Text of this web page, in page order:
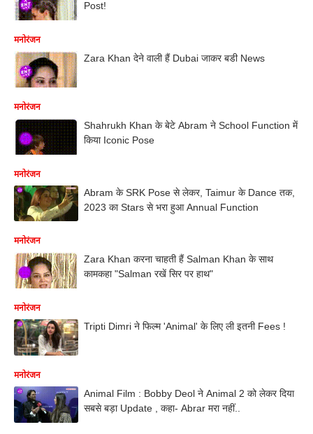
Post!
मनोरंजन
Zara Khan देने वाली हैं Dubai जाकर बडी News
मनोरंजन
Shahrukh Khan के बेटे Abram ने School Function में
किया Iconic Pose
मनोरंजन
Abram के SRK Pose से लेकर, Taimur के Dance तक,
2023 का Stars से भरा हुआ Annual Function
मनोरंजन
Zara Khan करना चाहती हैं Salman Khan के साथ
कामकहा "Salman रखें सिर पर हाथ"
मनोरंजन
Tripti Dimri ने फिल्म 'Animal' के लिए ली इतनी Fees !
मनोरंजन
Animal Film : Bobby Deol ने Animal 2 को लेकर दिया
सबसे बड़ा Update , कहा- Abrar मरा नहीं..